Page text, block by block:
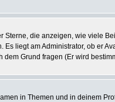
die anzeigen, wie viele
liegt am Administrator, ob er
Grund fragen (Er wird
in Themen und in deinem